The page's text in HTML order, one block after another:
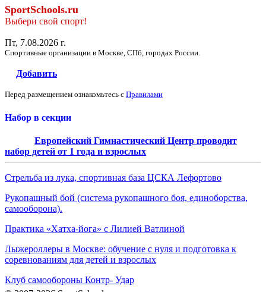
SportSchools.ru
Выбери свой спорт!
Пт, 7.08.2026 г.
Спортивные организации в Москве, СПб, городах России.
Добавить
Перед размещением ознакомьтесь с Правилами
Набор в секции
Европейский Гимнастический Центр проводит
набор детей от 1 года и взрослых
Стрельба из лука, спортивная база ЦСКА Лефортово
Рукопашный бой (система рукопашного боя, единоборства,
самооборона).
Практика «Хатха-йога» с Лилией Ватлиной
Лыжероллеры в Москве: обучение с нуля и подготовка к
соревнованиям для детей и взрослых
Клуб самообороны Контр- Удар